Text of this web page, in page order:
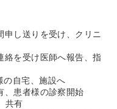
し送りを受け、クリニ
を受け医師へ報告、指
の自宅、施設へ
、患者様の診察開始
共有